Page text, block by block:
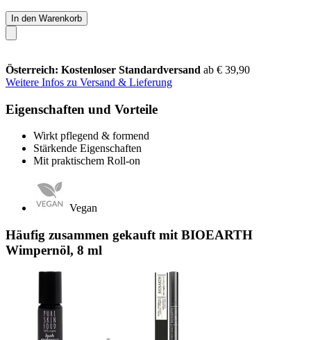
In den Warenkorb
Österreich: Kostenloser Standardversand ab € 39,90
Weitere Infos zu Versand & Lieferung
Eigenschaften und Vorteile
Wirkt pflegend & formend
Stärkende Eigenschaften
Mit praktischem Roll-on
Vegan
Häufig zusammen gekauft mit BIOEARTH
Wimpernöl, 8 ml